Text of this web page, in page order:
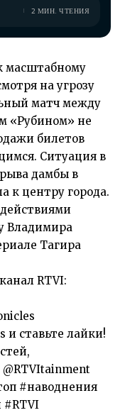
2 МИН. ЧТЕНИЯ
масштабному
на угрозу
матч между
«Рубином» не
билетов
Ситуация в
дамбы в
к центру города.
Владимира
Тагира
RTVI:
и ставьте лайки!
#наводнения
#RTVI